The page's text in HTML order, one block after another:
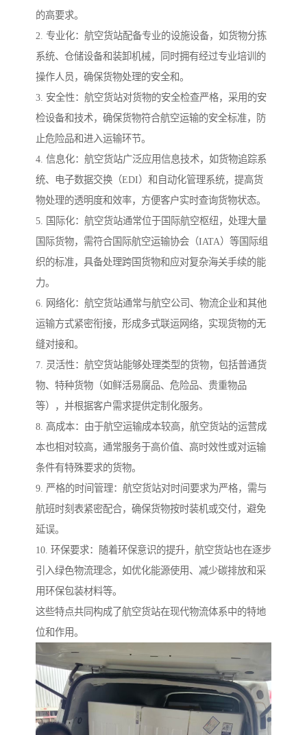
的高要求。
2. 专业化：航空货站配备专业的设施设备，如货物分拣
系统、仓储设备和装卸机械，同时拥有经过专业培训的
操作人员，确保货物处理的安全和。
3. 安全性：航空货站对货物的安全检查严格，采用的安
检设备和技术，确保货物符合航空运输的安全标准，防
止危险品和进入运输环节。
4. 信息化：航空货站广泛应用信息技术，如货物追踪系
统、电子数据交换（EDI）和自动化管理系统，提高货
物处理的透明度和效率，方便客户实时查询货物状态。
5. 国际化：航空货站通常位于国际航空枢纽，处理大量
国际货物，需符合国际航空运输协会（IATA）等国际组
织的标准，具备处理跨国货物和应对复杂海关手续的能
力。
6. 网络化：航空货站通常与航空公司、物流企业和其他
运输方式紧密衔接，形成多式联运网络，实现货物的无
缝对接和。
7. 灵活性：航空货站能够处理类型的货物，包括普通货
物、特种货物（如鲜活易腐品、危险品、贵重物品
等），并根据客户需求提供定制化服务。
8. 高成本：由于航空运输成本较高，航空货站的运营成
本也相对较高，通常服务于高价值、高时效性或对运输
条件有特殊要求的货物。
9. 严格的时间管理：航空货站对时间要求为严格，需与
航班时刻表紧密配合，确保货物按时装机或交付，避免
延误。
10. 环保要求：随着环保意识的提升，航空货站也在逐步
引入绿色物流理念，如优化能源使用、减少碳排放和采
用环保包装材料等。
这些特点共同构成了航空货站在现代物流体系中的特地
位和作用。